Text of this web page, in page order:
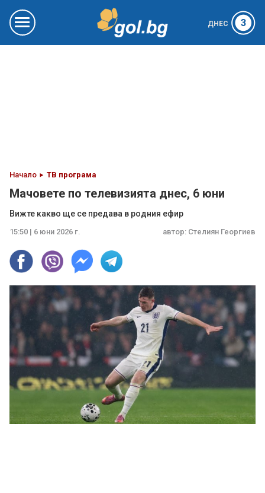
ДНЕС 3
Начало ТВ програма
Мачовете по телевизията днес, 6 юни
Вижте какво ще се предава в родния ефир
15:50 | 6 юни 2026 г. автор: Стелиян Георгиев